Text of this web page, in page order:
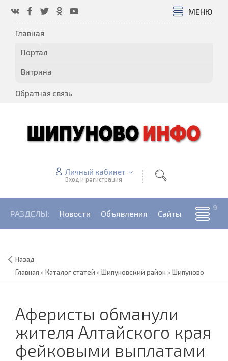
МЕНЮ
Главная
Портал
Витрина
Обратная связь
Личный кабинет
Вход и регистрация
РАЗДЕЛЫ: Новости Объявления Сайты
Назад
Главная »Каталог статей »Шипуновский район »Шипуново
Аферисты обманули
жителя Алтайского края
фейковыми выплатами